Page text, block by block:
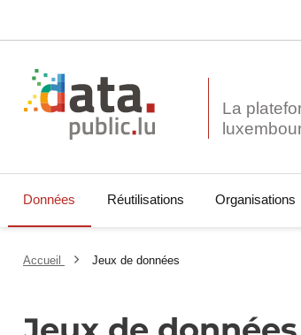
La
Données Réutilisations Organisations
Accueil Jeux de données